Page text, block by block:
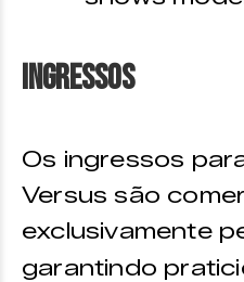
Ingressos
Os ingressos
Versus são
exclusivamente
garantindo